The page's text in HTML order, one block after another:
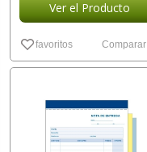
Ver el Producto
favoritos Comparar